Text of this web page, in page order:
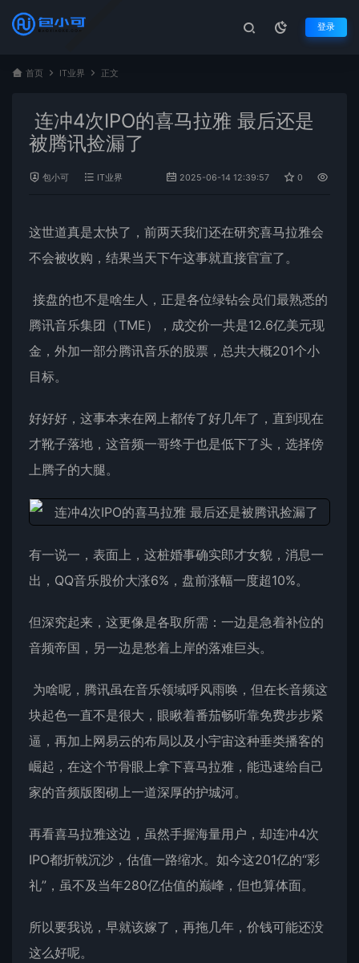
登录
首页 IT业界 正文
连冲4次IPO的喜马拉雅 最后还是
被腾讯捡漏了
包小可 IT业界 2025-06-14 12:39:57 0
这世道真是太快了，前两天我们还在研究喜马拉雅会
不会被收购，结果当天下午这事就直接官宣了。
接盘的也不是啥生人，正是各位绿钻会员们最熟悉的
腾讯音乐集团（TME），成交价一共是12.6亿美元现
金，外加一部分腾讯音乐的股票，总共大概201个小
目标。
好好好，这事本来在网上都传了好几年了，直到现在
才靴子落地，这音频一哥终于也是低下了头，选择傍
上腾子的大腿。
有一说一，表面上，这桩婚事确实郎才女貌，消息一
出，QQ音乐股价大涨6%，盘前涨幅一度超10%。
但深究起来，这更像是各取所需：一边是急着补位的
音频帝国，另一边是愁着上岸的落难巨头。
为啥呢，腾讯虽在音乐领域呼风雨唤，但在长音频这
块起色一直不是很大，眼瞅着番茄畅听靠免费步步紧
逼，再加上网易云的布局以及小宇宙这种垂类播客的
崛起，在这个节骨眼上拿下喜马拉雅，能迅速给自己
家的音频版图砌上一道深厚的护城河。
再看喜马拉雅这边，虽然手握海量用户，却连冲4次
IPO都折戟沉沙，估值一路缩水。如今这201亿的“彩
礼”，虽不及当年280亿估值的巅峰，但也算体面。
所以要我说，早就该嫁了，再拖几年，价钱可能还没
这么好呢。